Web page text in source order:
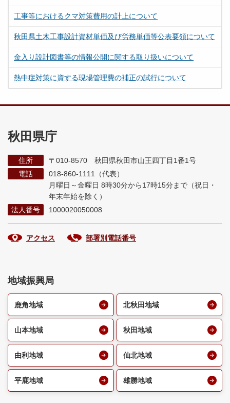
工事等におけるクマ対策費用の計上について
秋田県土木工事設計資材単価及び労務単価等公表要領について
金入り設計図書等の情報公開に関する取り扱いについて
熱中症対策に資する現場管理費の補正の試行について
秋田県庁
住所
〒010-8570 秋田県秋田市山王四丁目1番1号
電話
018-860-1111（代表）
月曜日～金曜日 8時30分から17時15分まで （祝日・
年末年始を除く）
法人番号
1000020050008
アクセス 部署別電話番号
地域振興局
鹿角地域 北秋田地域
山本地域 秋田地域
由利地域 仙北地域
平鹿地域 雄勝地域